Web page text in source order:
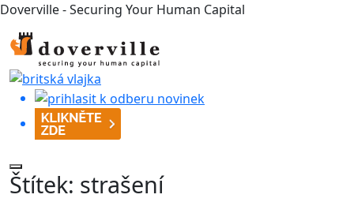
Doverville - Securing Your Human Capital
Štítek: strašení